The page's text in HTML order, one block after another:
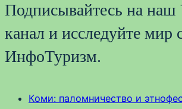
Подписывайтесь на наш
канал и исследуйте мир
ИнфоТуризм.
Коми: паломничество и